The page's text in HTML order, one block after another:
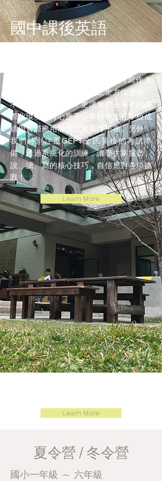
​國中課後英語
用對話、詞彙延伸、閱讀理解與寫作表
達，幫助學生在語言能力上全方位發展。
不僅追求考試成績，更讓他們在未來的國
際化環境中得心應手，幫助學生在學校成
績與實際應用能力之間取得平衡。另外，
我們特別注重GEPT全民英檢的考試準
備，透過系統化的訓練，讓學生掌握聽、
說、讀、寫的核心技巧，自信應對各項挑
戰！
Learn More
Learn More
夏令營 / 冬令營
​國小一年級 ～ 六年級